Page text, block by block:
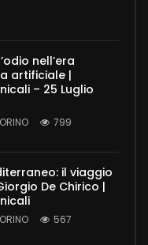
nell’era
artificiale |
– 25 Luglio
799
il viaggio
De Chirico |
567